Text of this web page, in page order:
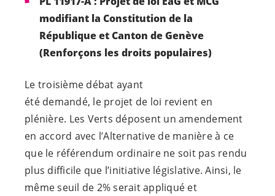
modifiant la Constitution de la
République et Canton de Genève
(Renforçons les droits populaires)
Le troisième débat ayant
été demandé, le projet de loi revient en
plénière. Les Verts déposent un amendement
en accord avec l’Alternative de manière à ce
que le référendum ordinaire ne soit pas rendu
plus difficile que l’initiative législative. Ainsi, le
même seuil de 2% serait appliqué et